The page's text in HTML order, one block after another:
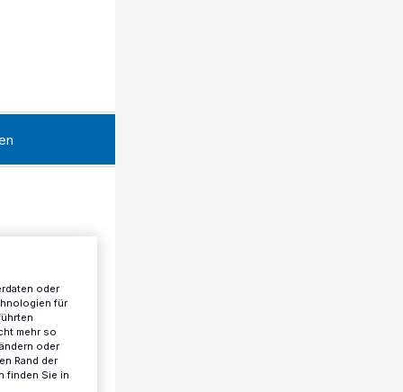
oder
für
mehr so
oder
Rand der
finden Sie in